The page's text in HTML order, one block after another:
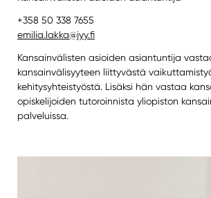
+358 50 338 7655
emilia.lakka@jyy.fi
Kansainvälisten asioiden asiantuntija
kansainvälisyyteen liittyvästä
kehitysyhteistyöstä. Lisäksi hän vastaa
opiskelijoiden tutoroinnista yliopiston
palveluissa.